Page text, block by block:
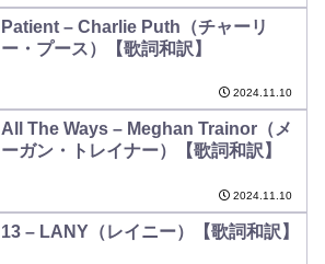
Patient – Charlie Puth（チャーリ
ー・プース）【歌詞和訳】
2024.11.10
All The Ways – Meghan Trainor（メ
ーガン・トレイナー）【歌詞和訳】
2024.11.10
13 – LANY（レイニー）【歌詞和訳】